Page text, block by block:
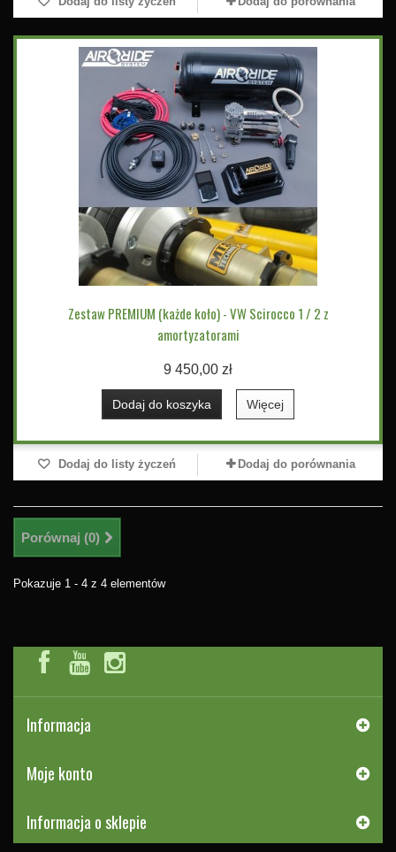
Zestaw PREMIUM (każde koło) - VW Scirocco 1 / 2 z
amortyzatorami
9 450,00 zł
Dodaj do koszyka Więcej
Dodaj do listy życzeń Dodaj do porównania
Porównaj (0)
Pokazuje 1 - 4 z 4 elementów
Informacja
Moje konto
Informacja o sklepie